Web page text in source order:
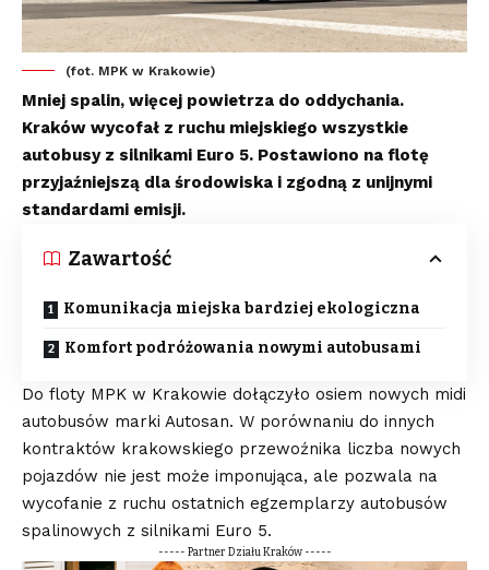
(fot. MPK w Krakowie)
Mniej spalin, więcej powietrza do oddychania.
Kraków wycofał z ruchu miejskiego wszystkie
autobusy z silnikami Euro 5. Postawiono na flotę
przyjaźniejszą dla środowiska i zgodną z unijnymi
standardami emisji.
Zawartość
Komunikacja miejska bardziej ekologiczna
Komfort podróżowania nowymi autobusami
Do floty MPK w Krakowie dołączyło osiem nowych midi
autobusów marki Autosan. W porównaniu do innych
kontraktów krakowskiego przewoźnika liczba nowych
pojazdów nie jest może imponująca, ale pozwala na
wycofanie z ruchu ostatnich egzemplarzy autobusów
spalinowych z silnikami Euro 5.
----- Partner Działu Kraków -----